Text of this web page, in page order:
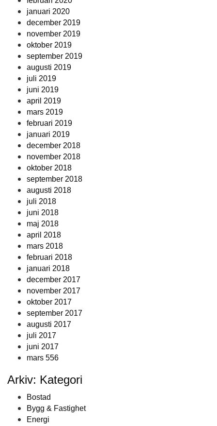
januari 2020
december 2019
november 2019
oktober 2019
september 2019
augusti 2019
juli 2019
juni 2019
april 2019
mars 2019
februari 2019
januari 2019
december 2018
november 2018
oktober 2018
september 2018
augusti 2018
juli 2018
juni 2018
maj 2018
april 2018
mars 2018
februari 2018
januari 2018
december 2017
november 2017
oktober 2017
september 2017
augusti 2017
juli 2017
juni 2017
mars 556
Arkiv: Kategori
Bostad
Bygg & Fastighet
Energi